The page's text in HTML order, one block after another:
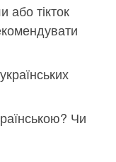
або тікток
Чи